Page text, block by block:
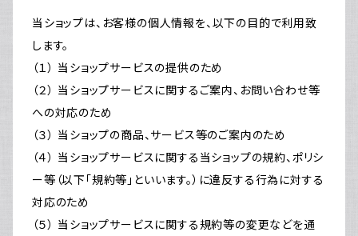
当ショップは、お客様の個人情報を、以下の目的で利用致
します。
（１） 当ショップサービスの提供のため
（２） 当ショップサービスに関するご案内、お問い合わせ等
への対応のため
（３） 当ショップの商品、サービス等のご案内のため
（４） 当ショップサービスに関する当ショップの規約、ポリシ
ー等（以下「規約等」といいます。）に違反する行為に対する
対応のため
（５） 当ショップサービスに関する規約等の変更などを通